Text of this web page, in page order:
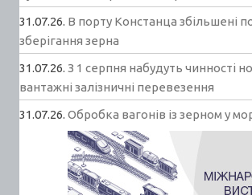
31.07.26. В порту Констанца збільшені
зберігання зерна
31.07.26. З 1 серпня набудуть чинності
вантажні залізничні перевезення
31.07.26. Обробка вагонів із зерном у